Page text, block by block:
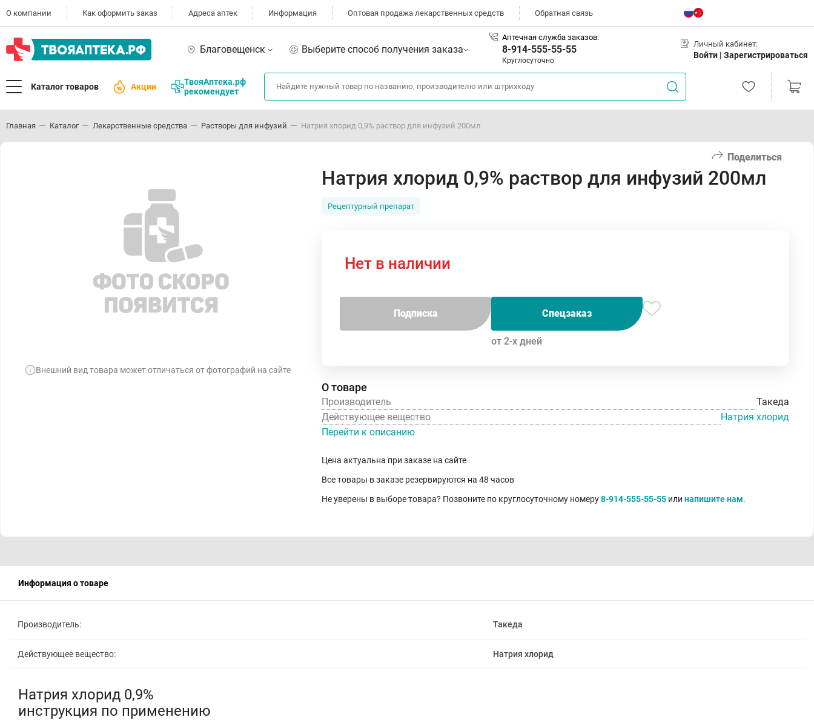
О компании Как оформить заказ Адреса аптек Информация Оптовая продажа лекарственных средств Обратная связь
Благовещенск Выберите способ получения заказа
Аптечная служба заказов:
8-914-555-55-55
Круглосуточно
Личный кабинет:
Войти | Зарегистрироваться
Каталог товаров Акции
ТвояАптека.рф
рекомендует
Главная Каталог Лекарственные средства Растворы для инфузий Натрия хлорид 0,9% раствор для инфузий 200мл
Поделиться
Внешний вид товара может отличаться от фотографий на сайте
Натрия хлорид 0,9% раствор для инфузий 200мл
Рецептурный препарат
Нет в наличии
Подписка Спецзаказ
от 2-х дней
О товаре
Производитель
Такеда
Действующее вещество
Натрия хлорид
Перейти к описанию
Цена актуальна при заказе на сайте
Все товары в заказе резервируются на 48 часов
Не уверены в выборе товара? Позвоните по круглосуточному номеру8-914-555-55-55 или напишите нам.
Информация о товаре
Производитель: Такеда
Действующее вещество: Натрия хлорид
Натрия хлорид 0,9%
инструкция по применению